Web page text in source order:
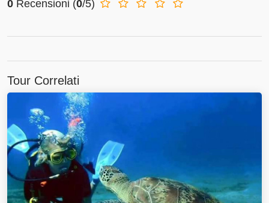
0 Recensioni (0/5)
Tour Correlati